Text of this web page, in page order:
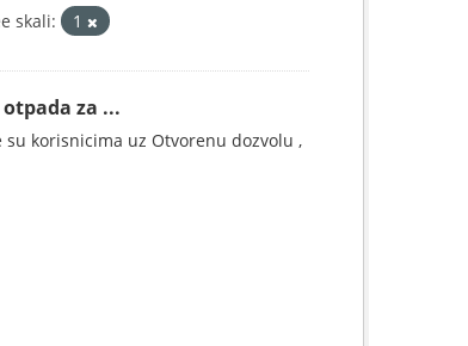
skali: 1
za ...
korisnicima uz Otvorenu dozvolu ,